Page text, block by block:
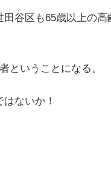
田谷区も65歳以上の
ということになる。
ないか！